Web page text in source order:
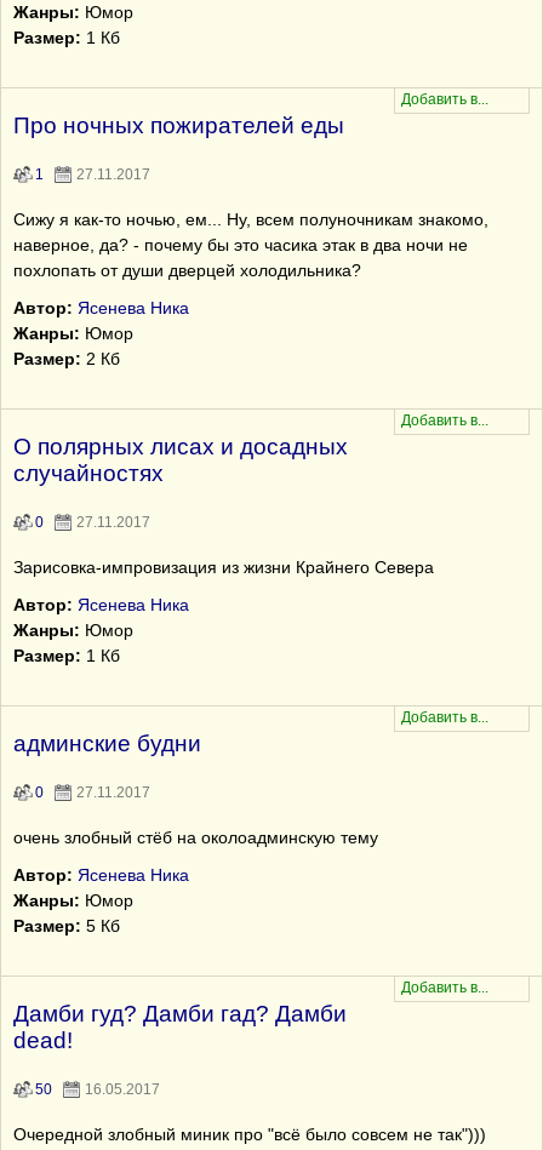
Жанры: Юмор
Размер: 1 Кб
Про ночных пожирателей еды
1 27.11.2017
Сижу я как-то ночью, ем... Ну, всем полуночникам знакомо,
наверное, да? - почему бы это часика этак в два ночи не
похлопать от души дверцей холодильника?
Автор: Ясенева Ника
Жанры: Юмор
Размер: 2 Кб
О полярных лисах и досадных
случайностях
0 27.11.2017
Зарисовка-импровизация из жизни Крайнего Севера
Автор: Ясенева Ника
Жанры: Юмор
Размер: 1 Кб
админские будни
0 27.11.2017
очень злобный стёб на околоадминскую тему
Автор: Ясенева Ника
Жанры: Юмор
Размер: 5 Кб
Дамби гуд? Дамби гад? Дамби
dead!
50 16.05.2017
Очередной злобный миник про "всё было совсем не так")))